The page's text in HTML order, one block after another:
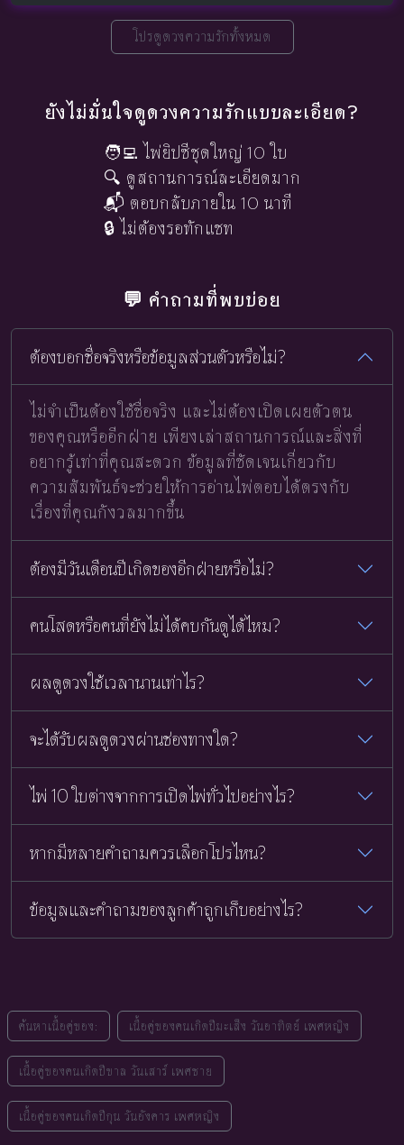
โปรดูดวงความรักทั้งหมด
ยังไม่มั่นใจดูดวงความรักแบบละเอียด?
🧑‍💻 ไพ่ยิปซีชุดใหญ่ 10 ใบ
🔍 ดูสถานการณ์ละเอียดมาก
📬 ตอบกลับภายใน 10 นาที
🔒 ไม่ต้องรอทักแชท
💬 คำถามที่พบบ่อย
ต้องบอกชื่อจริงหรือข้อมูลส่วนตัวหรือไม่?
ไม่จำเป็นต้องใช้ชื่อจริง และไม่ต้องเปิดเผยตัวตน
ของคุณหรืออีกฝ่าย เพียงเล่าสถานการณ์และสิ่งที่
อยากรู้เท่าที่คุณสะดวก ข้อมูลที่ชัดเจนเกี่ยวกับ
ความสัมพันธ์จะช่วยให้การอ่านไพ่ตอบได้ตรงกับ
เรื่องที่คุณกังวลมากขึ้น
ต้องมีวันเดือนปีเกิดของอีกฝ่ายหรือไม่?
คนโสดหรือคนที่ยังไม่ได้คบกันดูได้ไหม?
ผลดูดวงใช้เวลานานเท่าไร?
จะได้รับผลดูดวงผ่านช่องทางใด?
ไพ่ 10 ใบต่างจากการเปิดไพ่ทั่วไปอย่างไร?
หากมีหลายคำถามควรเลือกโปรไหน?
ข้อมูลและคำถามของลูกค้าถูกเก็บอย่างไร?
ค้นหาเนื้อคู่ของ: เนื้อคู่ของคนเกิดปีมะเส็ง วันอาทิตย์ เพศหญิง
เนื้อคู่ของคนเกิดปีขาล วันเสาร์ เพศชาย
เนื้อคู่ของคนเกิดปีกุน วันอังคาร เพศหญิง